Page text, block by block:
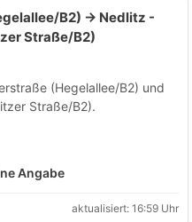
B2) → Nedlitz -
Straße/B2)
(Hegelallee/B2) und
Straße/B2).
Angabe
aktualisiert: 16:59 Uhr